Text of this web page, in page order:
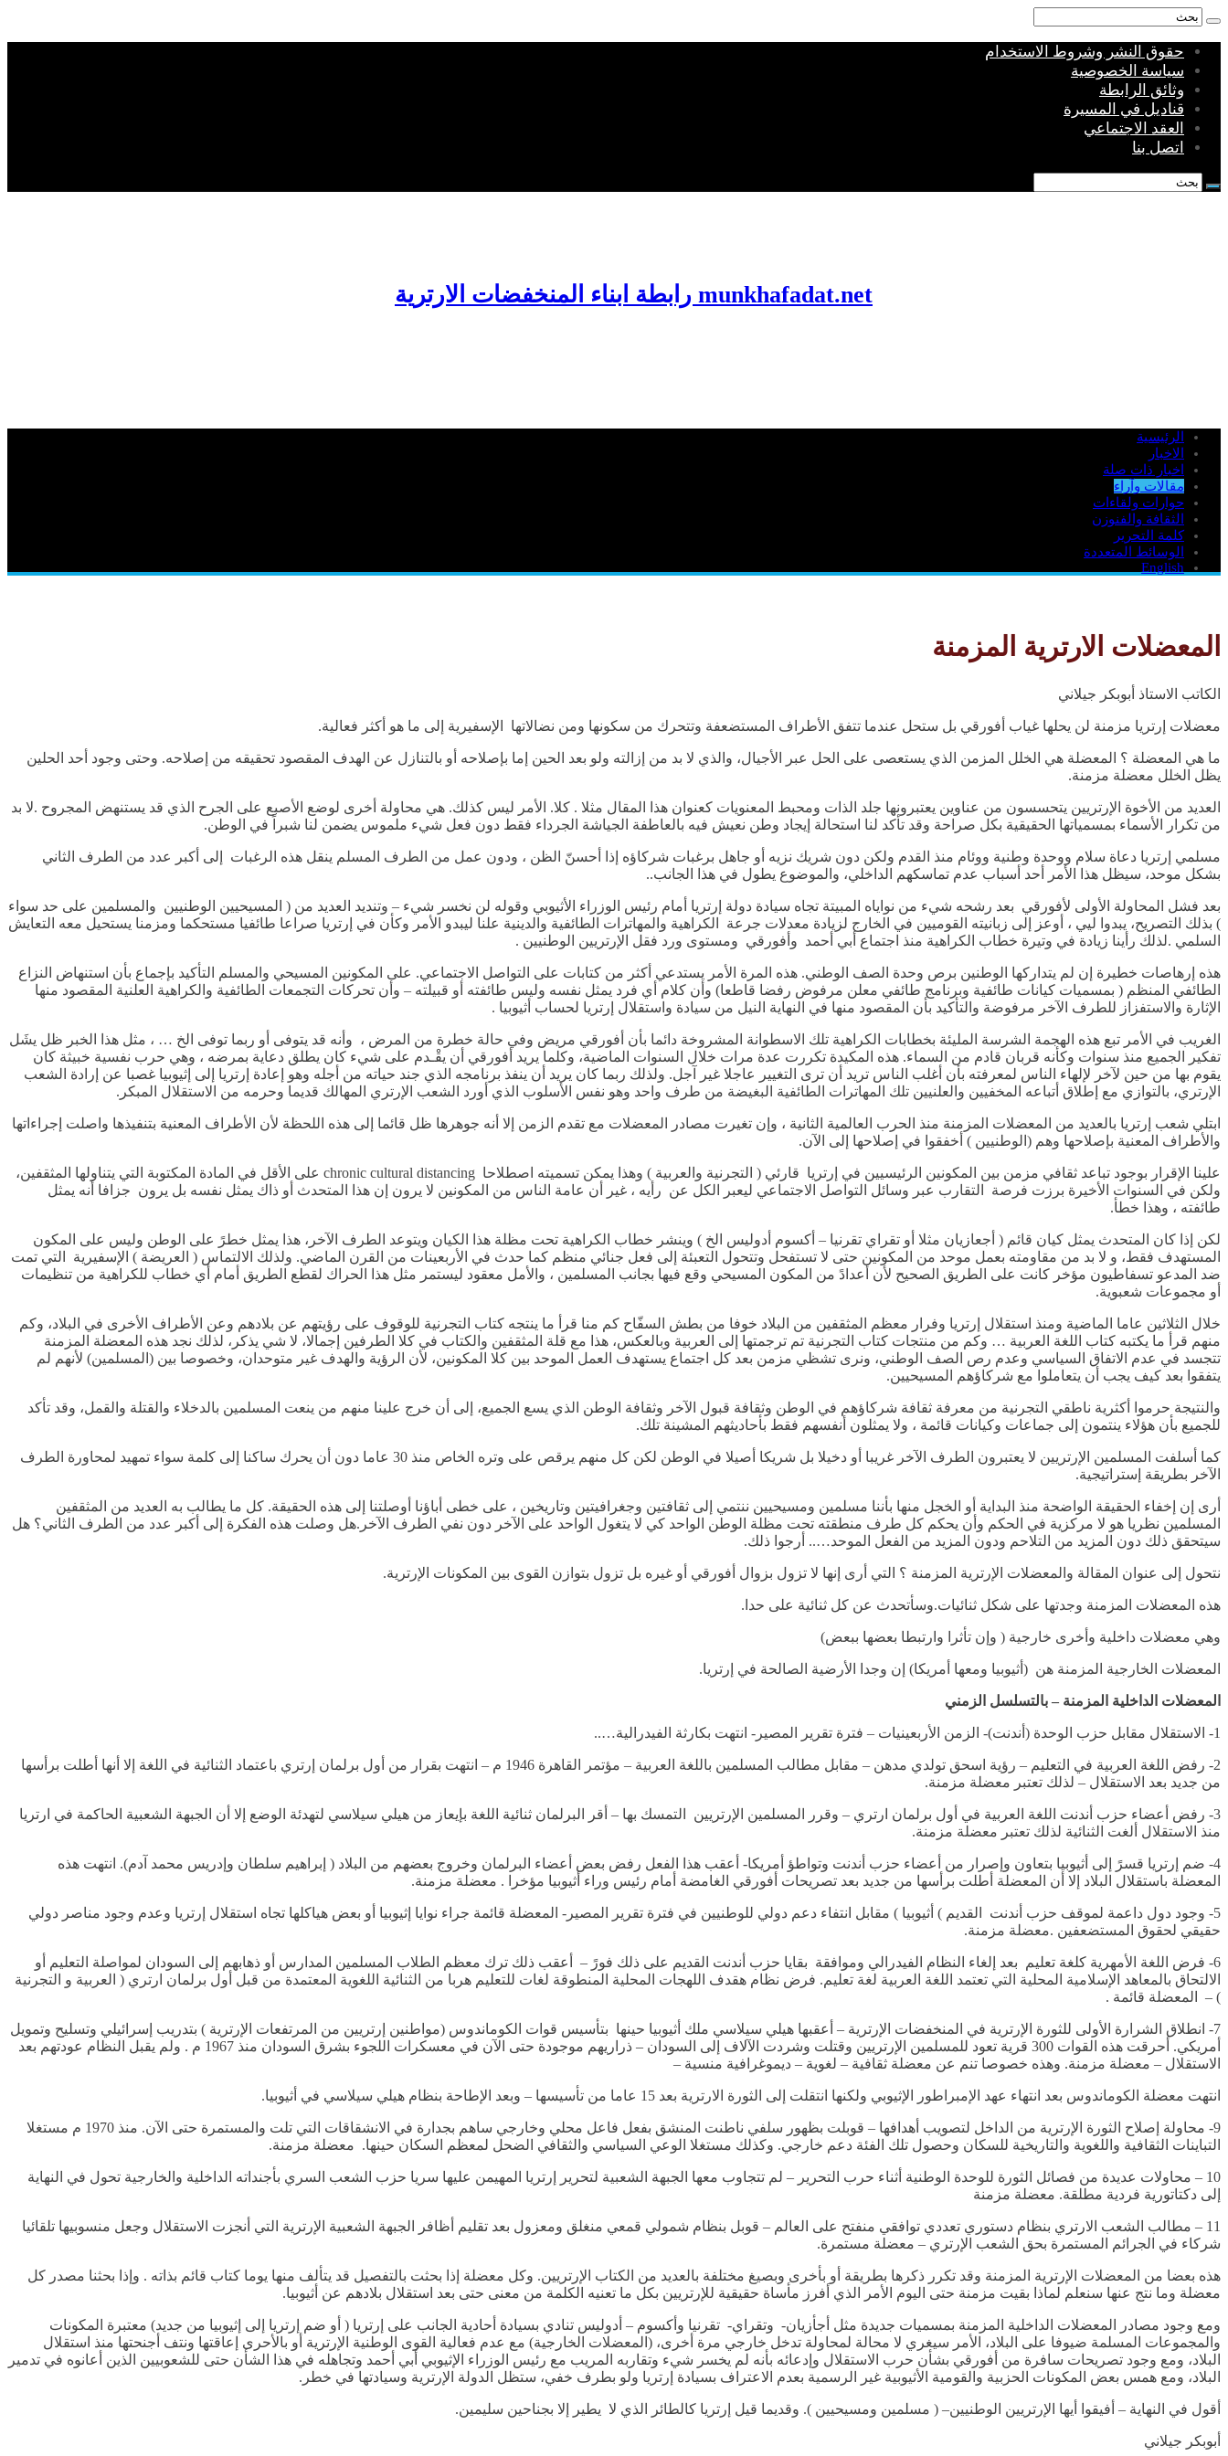
حقوق النشر وشروط الاستخدام
سياسة الخصوصية
وثائق الرابطة
قناديل في المسيرة
العقد الاجتماعي
اتصل بنا
munkhafadat.net رابطة ابناء المنخفضات الارترية
الرئيسية
الاخبار
اخبار ذات صلة
مقالات وآراء
حوارات ولقاءات
الثقافة والفنوزن
كلمة التحرير
الوسائط المتعددة
English
المعضلات الارترية المزمنة
الكاتب الاستاذ أبوبكر جيلاني
معضلات إرتريا مزمنة لن يحلها غياب أفورقي بل ستحل عندما تتفق الأطراف المستضعفة وتتحرك من سكونها ومن نضالاتها الإسفيرية إلى ما هو أكثر فعالية.
ما هي المعضلة ؟ المعضلة هي الخلل المزمن الذي يستعصى على الحل عبر الأجيال، والذي لا بد من إزالته ولو بعد الحين إما بإصلاحه أو بالتنازل عن الهدف المقصود تحقيقه من إصلاحه. وحتى وجود أحد الحلين
يظل الخلل معضلة مزمنة.
العديد من الأخوة الإرتريين يتحسسون من عناوين يعتبرونها جلد الذات ومحبط المعنويات كعنوان هذا المقال مثلا . كلا. الأمر ليس كذلك. هي محاولة أخرى لوضع الأصبع على الجرح الذي قد يستنهض المجروح .لا بد
من تكرار الأسماء بمسمياتها الحقيقية بكل صراحة وقد تأكد لنا استحالة إيجاد وطن نعيش فيه بالعاطفة الجياشة الجرداء فقط دون فعل شيء ملموس يضمن لنا شبراً في الوطن.
مسلمي إرتريا دعاة سلام ووحدة وطنية ووئام منذ القدم ولكن دون شريك نزيه أو جاهل برغبات شركاؤه إذا أحسنّ الظن ، ودون عمل من الطرف المسلم ينقل هذه الرغبات إلى أكبر عدد من الطرف الثاني
بشكل موحد، سيظل هذا الأمر أحد أسباب عدم تماسكهم الداخلي، والموضوع يطول في هذا الجانب..
بعد فشل المحاولة الأولى لأفورقي بعد رشحه شيء من نواياه المبيتة تجاه سيادة دولة إرتريا أمام رئيس الوزراء الأثيوبي وقوله لن نخسر شيء – وتنديد العديد من ( المسيحيين الوطنيين والمسلمين على حد سواء
) بذلك التصريح، يبدوا ليي ، أوعز إلى زبانيته القوميين في الخارج لزيادة معدلات جرعة الكراهية والمهاترات الطائفية والدينية علنا ليبدو الأمر وكأن في إرتريا صراعا طائفيا مستحكما ومزمنا يستحيل معه التعايش
السلمي .لذلك رأينا زيادة في وتيرة خطاب الكراهية منذ اجتماع أبي أحمد وأفورقي ومستوى ورد فقل الإرتريين الوطنيين .
هذه إرهاصات خطيرة إن لم يتداركها الوطنين برص وحدة الصف الوطني. هذه المرة الأمر يستدعي أكثر من كتابات على التواصل الاجتماعي. على المكونين المسيحي والمسلم التأكيد بإجماع بأن استنهاض النزاع
الطائفي المنظم ( بمسميات كيانات طائفية وبرنامج طائفي معلن مرفوض رفضا قاطعا) وأن كلام أي فرد يمثل نفسه وليس طائفته أو قبيلته – وأن تحركات التجمعات الطائفية والكراهية العلنية المقصود منها
الإثارة والاستفزاز للطرف الآخر مرفوضة والتأكيد بأن المقصود منها في النهاية النيل من سيادة واستقلال إرتريا لحساب أثيوبيا .
الغريب في الأمر تبع هذه الهجمة الشرسة المليئة بخطابات الكراهية تلك الاسطوانة المشروخة دائما بأن أفورقي مريض وفي حالة خطرة من المرض ، وأنه قد يتوفى أو ربما توفى الخ … ، مثل هذا الخبر ظل يشَل
تفكير الجميع منذ سنوات وكأنه قربان قادم من السماء. هذه المكيدة تكررت عدة مرات خلال السنوات الماضية، وكلما يريد أفورقي أن يقْـدم على شيء كان يطلق دعاية بمرضه ، وهي حرب نفسية خبيثة كان
يقوم بها من حين لآخر لإلهاء الناس لمعرفته بأن أغلب الناس تريد أن ترى التغيير عاجلا غير آجل. ولذلك ربما كان يريد أن ينفذ برنامجه الذي جند حياته من أجله وهو إعادة إرتريا إلى إثيوبيا غصبا عن إرادة الشعب
الإرتري، بالتوازي مع إطلاق أتباعه المخفيين والعلنيين تلك المهاترات الطائفية البغيضة من طرف واحد وهو نفس الأسلوب الذي أورد الشعب الإرتري المهالك قديما وحرمه من الاستقلال المبكر.
ابتلي شعب إرتريا بالعديد من المعضلات المزمنة منذ الحرب العالمية الثانية ، وإن تغيرت مصادر المعضلات مع تقدم الزمن إلا أنه جوهرها ظل قائما إلى هذه اللحظة لأن الأطراف المعنية بتنفيذها واصلت إجراءاتها
والأطراف المعنية بإصلاحها وهم (الوطنيين ) أخفقوا في إصلاحها إلى الآن.
علينا الإقرار بوجود تباعد ثقافي مزمن بين المكونين الرئيسيين في إرتريا قارئي ( التجرنية والعربية ) وهذا يمكن تسميته اصطلاحا chronic cultural distancing على الأقل في المادة المكتوبة التي يتناولها المثقفين،
ولكن في السنوات الأخيرة برزت فرصة التقارب عبر وسائل التواصل الاجتماعي ليعبر الكل عن رأيه ، غير أن عامة الناس من المكونين لا يرون إن هذا المتحدث أو ذاك يمثل نفسه بل يرون جزافا أنه يمثل
طائفته ، وهذا خطأ.
لكن إذا كان المتحدث يمثل كيان قائم ( أجعازيان مثلا أو تقراي تقرنيا – أكسوم أدوليس الخ ) وينشر خطاب الكراهية تحت مظلة هذا الكيان ويتوعد الطرف الآخر، هذا يمثل خطرً على الوطن وليس على المكون
المستهدف فقط، و لا بد من مقاومته بعمل موحد من المكونين حتى لا تستفحل وتتحول التعبئة إلى فعل جنائي منظم كما حدث في الأربعينات من القرن الماضي. ولذلك الالتماس ( العريضة ) الإسفيرية التي تمت
ضد المدعو تسفاطيون مؤخر كانت على الطريق الصحيح لأن أعدادً من المكون المسيحي وقع فيها بجانب المسلمين ، والأمل معقود ليستمر مثل هذا الحراك لقطع الطريق أمام أي خطاب للكراهية من تنظيمات
أو مجموعات شعبوية.
خلال الثلاثين عاما الماضية ومنذ استقلال إرتريا وفرار معظم المثقفين من البلاد خوفا من بطش السفّاح كم منا قرأ ما ينتجه كتاب التجرنية للوقوف على رؤيتهم عن بلادهم وعن الأطراف الأخرى في البلاد، وكم
منهم قرأ ما يكتبه كتاب اللغة العربية … وكم من منتجات كتاب التجرنية تم ترجمتها إلى العربية وبالعكس، هذا مع قلة المثقفين والكتاب في كلا الطرفين إجمالا، لا شي يذكر، لذلك نجد هذه المعضلة المزمنة
تتجسد في عدم الاتفاق السياسي وعدم رص الصف الوطني، ونرى تشظي مزمن بعد كل اجتماع يستهدف العمل الموحد بين كلا المكونين، لأن الرؤية والهدف غير متوحدان، وخصوصا بين (المسلمين) لأنهم لم
يتفقوا بعد كيف يجب أن يتعاملوا مع شركاؤهم المسيحيين.
والنتيجة حرموا أكثرية ناطقي التجرنية من معرفة ثقافة شركاؤهم في الوطن وثقافة قبول الآخر وثقافة الوطن الذي يسع الجميع، إلى أن خرج علينا منهم من ينعت المسلمين بالدخلاء والقتلة والقمل، وقد تأكد
للجميع بأن هؤلاء ينتمون إلى جماعات وكيانات قائمة ، ولا يمثلون أنفسهم فقط بأحاديثهم المشينة تلك.
كما أسلفت المسلمين الإرتريين لا يعتبرون الطرف الآخر غريبا أو دخيلا بل شريكا أصيلا في الوطن لكن كل منهم يرقص على وتره الخاص منذ 30 عاما دون أن يحرك ساكنا إلى كلمة سواء تمهيد لمحاورة الطرف
الآخر بطريقة إستراتيجية.
أرى إن إخفاء الحقيقة الواضحة منذ البداية أو الخجل منها بأننا مسلمين ومسيحيين ننتمي إلى ثقافتين وجغرافيتين وتاريخين ، على خطى أباؤنا أوصلتنا إلى هذه الحقيقة. كل ما يطالب به العديد من المثقفين
المسلمين نظريا هو لا مركزية في الحكم وأن يحكم كل طرف منطقته تحت مظلة الوطن الواحد كي لا يتغول الواحد على الآخر دون نفي الطرف الآخر.هل وصلت هذه الفكرة إلى أكبر عدد من الطرف الثاني؟ هل
سيتحقق ذلك دون المزيد من التلاحم ودون المزيد من الفعل الموحد….. أرجوا ذلك.
نتحول إلى عنوان المقالة والمعضلات الإرترية المزمنة ؟ التي أرى إنها لا تزول بزوال أفورقي أو غيره بل تزول بتوازن القوى بين المكونات الإرترية.
هذه المعضلات المزمنة وجدتها على شكل ثنائيات.وسأتحدث عن كل ثنائية على حدا.
وهي معضلات داخلية وأخرى خارجية ( وإن تأثرا وارتبطا بعضها ببعض)
المعضلات الخارجية المزمنة هن (أثيوبيا ومعها أمريكا) إن وجدا الأرضية الصالحة في إرتريا.
المعضلات الداخلية المزمنة – بالتسلسل الزمني
1- الاستقلال مقابل حزب الوحدة (أندنت)- الزمن الأربعينيات – فترة تقرير المصير- انتهت بكارثة الفيدرالية…..
2- رفض اللغة العربية في التعليم – رؤية اسحق تولدي مدهن – مقابل مطالب المسلمين باللغة العربية – مؤتمر القاهرة 1946 م – انتهت بقرار من أول برلمان إرتري باعتماد الثنائية في اللغة إلا أنها أطلت برأسها
من جديد بعد الاستقلال – لذلك تعتبر معضلة مزمنة.
3- رفض أعضاء حزب أندنت اللغة العربية في أول برلمان ارتري – وقرر المسلمين الإرتريين التمسك بها – أقر البرلمان ثنائية اللغة بإيعاز من هيلي سيلاسي لتهدئة الوضع إلا أن الجبهة الشعبية الحاكمة في ارتريا
منذ الاستقلال ألغت الثنائية لذلك تعتبر معضلة مزمنة.
4- ضم إرتريا قسرً إلى أثيوبيا بتعاون وإصرار من أعضاء حزب أندنت وتواطؤ أمريكا- أعقب هذا الفعل رفض بعض أعضاء البرلمان وخروج بعضهم من البلاد ( إبراهيم سلطان وإدريس محمد آدم). انتهت هذه
المعضلة باستقلال البلاد إلا أن المعضلة أطلت برأسها من جديد بعد تصريحات أفورقي الغامضة أمام رئيس وراء أثيوبيا مؤخرا . معضلة مزمنة.
5- وجود دول داعمة لموقف حزب أندنت القديم ) أثيوبيا ) مقابل انتفاء دعم دولي للوطنيين في فترة تقرير المصير- المعضلة قائمة جراء نوايا إثيوبيا أو بعض هياكلها تجاه استقلال إرتريا وعدم وجود مناصر دولي
حقيقي لحقوق المستضعفين .معضلة مزمنة.
6- فرض اللغة الأمهرية كلغة تعليم بعد إلغاء النظام الفيدرالي وموافقة بقايا حزب أندنت القديم على ذلك فورً – أعقب ذلك ترك معظم الطلاب المسلمين المدارس أو ذهابهم إلى السودان لمواصلة التعليم أو
الالتحاق بالمعاهد الإسلامية المحلية التي تعتمد اللغة العربية لغة تعليم. فرض نظام هقدف اللهجات المحلية المنطوقة لغات للتعليم هربا من الثنائية اللغوية المعتمدة من قبل أول برلمان ارتري ( العربية و التجرنية
) – المعضلة قائمة .
7- انطلاق الشرارة الأولى للثورة الإرترية في المنخفضات الإرترية – أعقبها هيلي سيلاسي ملك أثيوبيا حينها بتأسيس قوات الكوماندوس (مواطنين إرتريين من المرتفعات الإرترية ) بتدريب إسرائيلي وتسليح وتمويل
أمريكي. أحرقت هذه القوات 300 قرية تعود للمسلمين الإرتريين وقتلت وشردت الآلاف إلى السودان – ذراريهم موجودة حتى الآن في معسكرات اللجوء بشرق السودان منذ 1967 م . ولم يقبل النظام عودتهم بعد
الاستقلال – معضلة مزمنة. وهذه خصوصا تنم عن معضلة ثقافية – لغوية – ديموغرافية منسية –
انتهت معضلة الكوماندوس بعد انتهاء عهد الإمبراطور الإثيوبي ولكنها انتقلت إلى الثورة الارترية بعد 15 عاما من تأسيسها – وبعد الإطاحة بنظام هيلي سيلاسي في أثيوبيا.
9- محاولة إصلاح الثورة الإرترية من الداخل لتصويب أهدافها – قوبلت بظهور سلفي ناطنت المنشق بفعل فاعل محلي وخارجي ساهم بجدارة في الانشقاقات التي تلت والمستمرة حتى الآن. منذ 1970 م مستغلا
التباينات الثقافية واللغوية والتاريخية للسكان وحصول تلك الفئة دعم خارجي. وكذلك مستغلا الوعي السياسي والثقافي الضحل لمعظم السكان حينها. معضلة مزمنة.
10 – محاولات عديدة من فصائل الثورة للوحدة الوطنية أثناء حرب التحرير – لم تتجاوب معها الجبهة الشعبية لتحرير إرتريا المهيمن عليها سريا حزب الشعب السري بأجنداته الداخلية والخارجية تحول في النهاية
إلى دكتاتورية فردية مطلقة. معضلة مزمنة
11 – مطالب الشعب الارتري بنظام دستوري تعددي توافقي منفتح على العالم – قوبل بنظام شمولي قمعي منغلق ومعزول بعد تقليم أظافر الجبهة الشعبية الإرترية التي أنجزت الاستقلال وجعل منسوبيها تلقائيا
شركاء في الجرائم المستمرة بحق الشعب الإرتري – معضلة مستمرة.
هذه بعضا من المعضلات الإرترية المزمنة وقد تكرر ذكرها بطريقة أو بأخرى وبصيغ مختلفة بالعديد من الكتاب الإرتريين. وكل معضلة إذا بحثت بالتفصيل قد يتألف منها يوما كتاب قائم بذاته . وإذا بحثنا مصدر كل
معضلة وما نتج عنها سنعلم لماذا بقيت مزمنة حتى اليوم الأمر الذي أفرز مأساة حقيقية للإرتريين بكل ما تعنيه الكلمة من معنى حتى بعد استقلال بلادهم عن أثيوبيا.
ومع وجود مصادر المعضلات الداخلية المزمنة بمسميات جديدة مثل أجأزيان- وتقراي- تقرنيا وأكسوم – أدوليس تنادي بسيادة أحادية الجانب على إرتريا ( أو ضم إرتريا إلى إثيوبيا من جديد) معتبرة المكونات
والمجموعات المسلمة ضيوفا على البلاد، الأمر سيغري لا محالة لمحاولة تدخل خارجي مرة أخرى، (المعضلات الخارجية) مع عدم فعالية القوى الوطنية الإرترية أو بالأحرى إعاقتها ونتف أجنحتها منذ استقلال
البلاد، ومع وجود تصريحات سافرة من أفورقي بشأن حرب الاستقلال وإدعائه بأنه لم يخسر شيء وتقاربه المريب مع رئيس الوزراء الإثيوبي أبي أحمد وتجاهله في هذا الشأن حتى للشعوبيين الذين أعانوه في تدمير
البلاد، ومع همس بعض المكونات الحزبية والقومية الأثيوبية غير الرسمية بعدم الاعتراف بسيادة إرتريا ولو بطرف خفي، ستظل الدولة الإرترية وسيادتها في خطر.
أقول في النهاية – أفيقوا أيها الإرتريين الوطنيين– ( مسلمين ومسيحيين ). وقديما قيل إرتريا كالطائر الذي لا يطير إلا بجناحين سليمين.
أبوبكر جيلاني